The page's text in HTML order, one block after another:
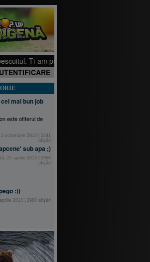
Ti-am pregatit cateva filmulete pe
mai bun job
este ofiterul de
octombrie 2013
3241
afişări
sub apa ;)
27 aprilie 2013
2966
afişări
:))
2013 2980 afişări